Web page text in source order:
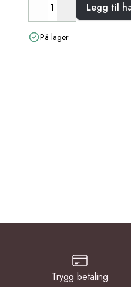
DecreaseIncreaseLegg til
På lager
Trygg betaling